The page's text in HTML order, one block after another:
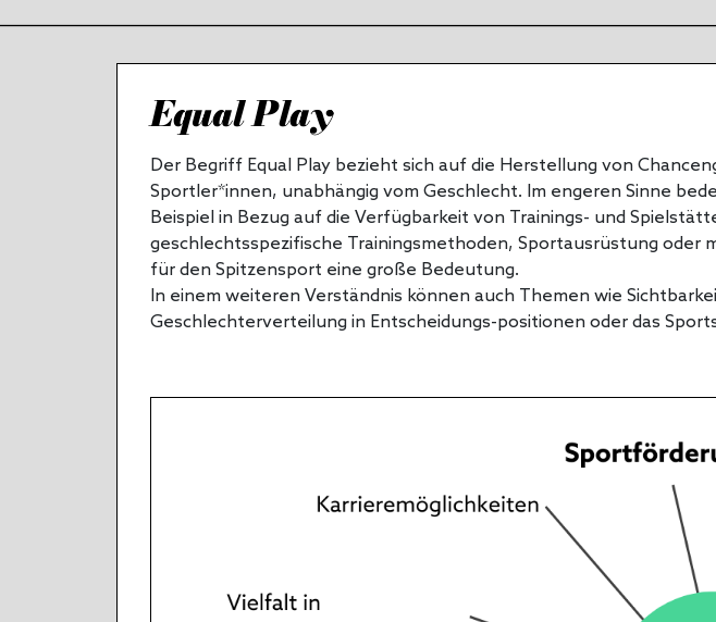
Equal Play
Der Begriff Equal Play bezieht sich auf die Herstellung von
Sportler*innen, unabhängig vom Geschlecht. Im engeren Sinne
Beispiel in Bezug auf die Verfügbarkeit von Trainings- und
geschlechtsspezifische Trainingsmethoden, Sportausrüstung oder
für den Spitzensport eine große Bedeutung.
In einem weiteren Verständnis können auch Themen wie
Geschlechterverteilung in Entscheidungs-positionen oder das